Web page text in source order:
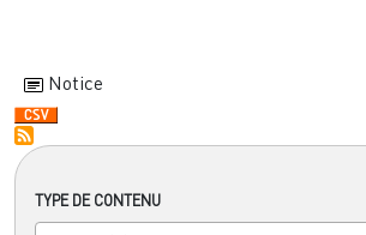
TYPE DE CONTENU
Notice